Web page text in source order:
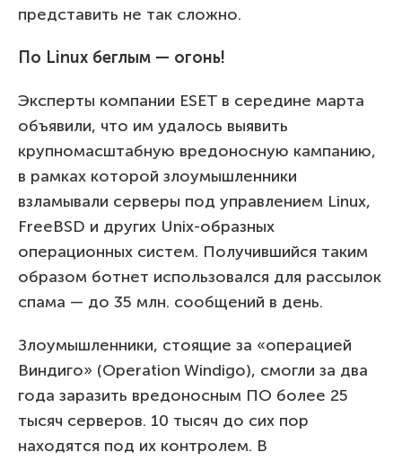
представить не так сложно.
По Linux беглым — огонь!
Эксперты компании ESET в середине марта
объявили, что им удалось выявить
крупномасштабную вредоносную кампанию,
в рамках которой злоумышленники
взламывали серверы под управлением Linux,
FreeBSD и других Unix-образных
операционных систем. Получившийся таким
образом ботнет использовался для рассылок
спама — до 35 млн. сообщений в день.
Злоумышленники, стоящие за «операцией
Виндиго» (Operation Windigo), смогли за два
года заразить вредоносным ПО более 25
тысяч серверов. 10 тысяч до сих пор
находятся под их контролем. В